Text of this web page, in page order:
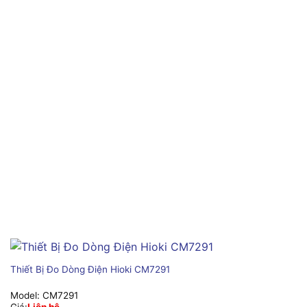
Thiết Bị Đo Dòng Điện Hioki CM7291
Model: CM7291